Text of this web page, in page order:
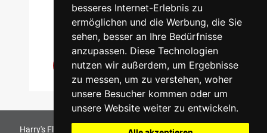
besseres Internet-Erlebnis zu
ermöglichen und die Werbung, die Sie
sehen, besser an Ihre Bedürfnisse
anzupassen. Diese Technologien
nutzen wir außerdem, um Ergebnisse
zu messen, um zu verstehen, woher
unsere Besucher kommen oder um
unsere Website weiter zu entwickeln.
3.000qm 1000 94
zum Markt
Harry's Fliesenmarkt GmbH & Co KG2026. All Rights Reserved